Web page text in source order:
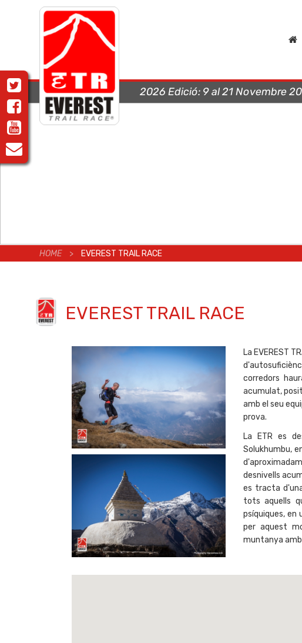
2026 Edició: 9 al 21 Novembre
HOME > EVEREST TRAIL RACE
EVEREST TRAIL RACE
La EVEREST
corredors
acumulat,
amb el seu
prova.
La ETR es
Solukhumbu,
desnivells
es tracta
tots aquells
psíquiques, en
per aquest
muntanya